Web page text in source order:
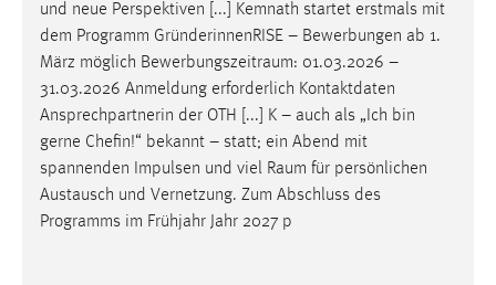
und neue Perspektiven [...] Kemnath startet erstmals mit
dem Programm GründerinnenRISE – Bewerbungen ab 1.
März möglich Bewerbungszeitraum: 01.03.2026 –
31.03.2026 Anmeldung erforderlich Kontaktdaten
Ansprechpartnerin der OTH [...] K – auch als „Ich bin
gerne Chefin!“ bekannt – statt; ein Abend mit
spannenden Impulsen und viel Raum für persönlichen
Austausch und Vernetzung. Zum Abschluss des
Programms im Frühjahr Jahr 2027 p
Name:
_fbp
Anbieter:
Facebook
Zweck:
Conversion-Tracking
Cookie Laufzeit: